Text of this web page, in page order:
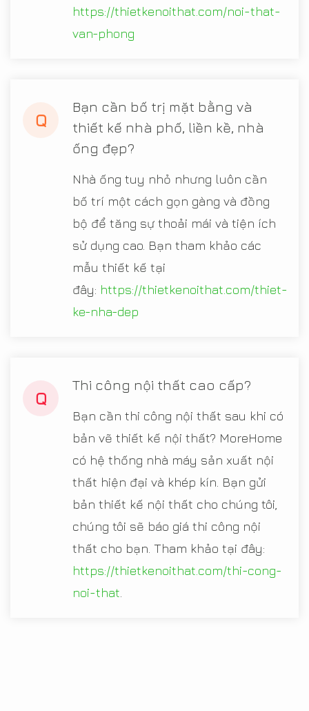
https://thietkenoithat.com/noi-that-
van-phong
Q
Bạn cần bố trị mặt bằng và
thiết kế nhà phố, liền kề, nhà
ống đẹp?
Nhà ống tuy nhỏ nhưng luôn cần
bố trí một cách gọn gàng và đồng
bộ để tăng sự thoải mái và tiện ích
sử dụng cao. Bạn tham khảo các
mẫu thiết kế tại
đây: https://thietkenoithat.com/thiet-
ke-nha-dep
Q
Thi công nội thất cao cấp?
Bạn cần thi công nội thất sau khi có
bản vẽ thiết kế nội thất? MoreHome
có hệ thống nhà máy sản xuất nội
thất hiện đại và khép kín. Bạn gửi
bản thiết kế nội thất cho chúng tôi,
chúng tôi sẽ báo giá thi công nội
thất cho bạn. Tham khảo tại đây:
https://thietkenoithat.com/thi-cong-
noi-that